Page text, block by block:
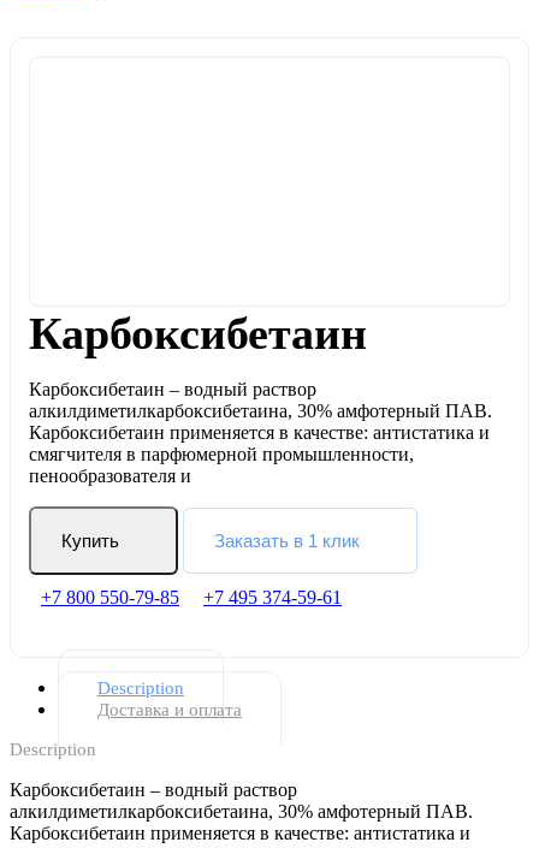
Карбоксибетаин
Карбоксибетаин – водный раствор
алкилдиметилкарбоксибетаина, 30% амфотерный ПАВ.
Карбоксибетаин применяется в качестве: антистатика и
смягчителя в парфюмерной промышленности,
пенообразователя и
Купить Заказать в 1 клик
+7 800 550-79-85 +7 495 374-59-61
Description
Доставка и оплата
Description
Карбоксибетаин – водный раствор
алкилдиметилкарбоксибетаина, 30% амфотерный ПАВ.
Карбоксибетаин применяется в качестве: антистатика и